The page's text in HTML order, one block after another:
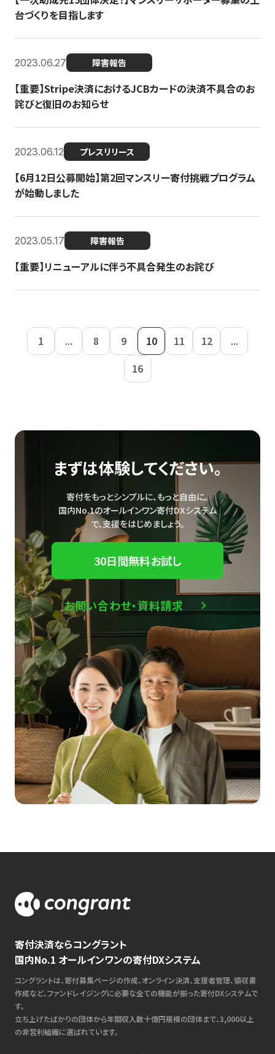
台づくりを目指します
2023.06.27 障害報告
【重要】Stripe決済におけるJCBカードの決済不具合のお
詫びと復旧のお知らせ
2023.06.12 プレスリリース
【6月12日公募開始】第2回マンスリー寄付挑戦プログラム
が始動しました
2023.05.17 障害報告
【重要】リニューアルに伴う不具合発生のお詫び
1 ... 8 9 10 11 12
...
16
まずは体験してください。
寄付をもっとシンプルに、もっと自由に。
国内No.1のオールインワン寄付DXシステム
で、支援をはじめましょう。
30日間無料お試し
お問い合わせ・資料請求
寄付決済ならコングラント
国内No.1 オールインワンの寄付DXシステム
コングラントは、寄付募集ページの作成、オンライン決済、支援者管理、領収書
作成など、ファンドレイジングに必要な全ての機能が揃った寄付DXシステムで
す。
立ち上げたばかりの団体から年間収入数十億円規模の団体まで、3,000以上
の非営利組織に選ばれています。